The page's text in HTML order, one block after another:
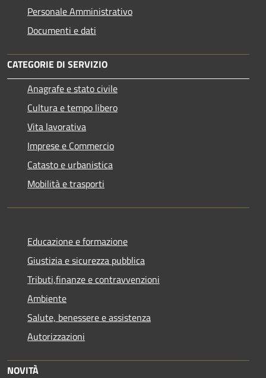
Personale Amministrativo
Documenti e dati
CATEGORIE DI SERVIZIO
Anagrafe e stato civile
Cultura e tempo libero
Vita lavorativa
Imprese e Commercio
Catasto e urbanistica
Mobilità e trasporti
Educazione e formazione
Giustizia e sicurezza pubblica
Tributi,finanze e contravvenzioni
Ambiente
Salute, benessere e assistenza
Autorizzazioni
NOVITÀ